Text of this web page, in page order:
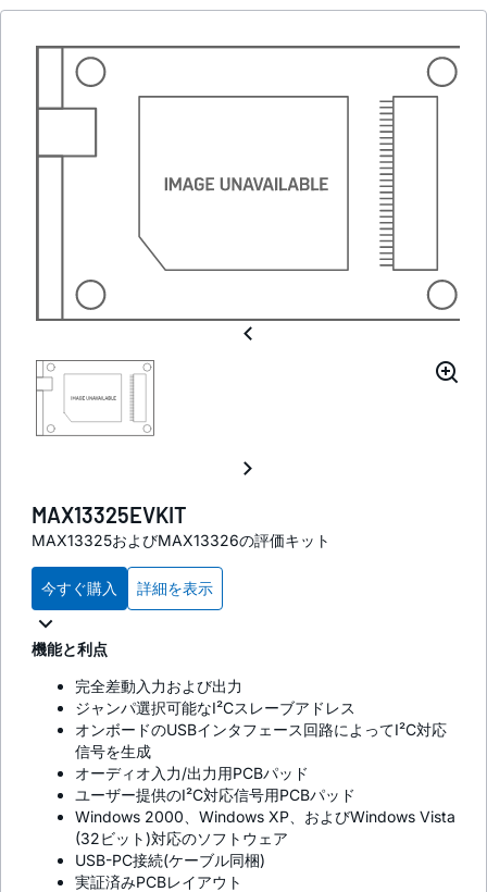
MAX13325EVKIT
MAX13325およびMAX13326の評価キット
今すぐ購入 詳細を表示
機能と利点
完全差動入力および出力
ジャンパ選択可能なI²Cスレーブアドレス
オンボードのUSBインタフェース回路によってI²C対応
信号を生成
オーディオ入力/出力用PCBパッド
ユーザー提供のI²C対応信号用PCBパッド
Windows 2000、Windows XP、およびWindows Vista
(32ビット)対応のソフトウェア
USB-PC接続(ケーブル同梱)
実証済みPCBレイアウト